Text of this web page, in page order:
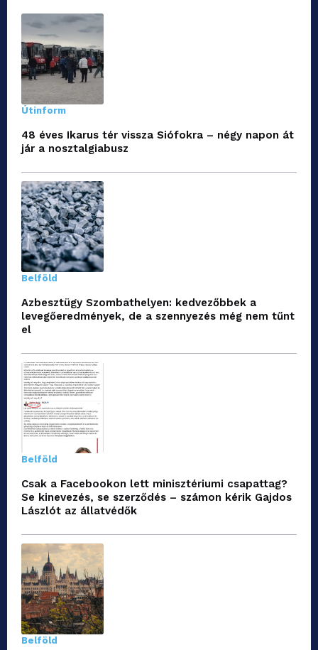
Útinform
48 éves Ikarus tér vissza Siófokra – négy napon át
jár a nosztalgiabusz
Belföld
Azbesztügy Szombathelyen: kedvezőbbek a
levegőeredmények, de a szennyezés még nem tűnt
el
Belföld
Csak a Facebookon lett minisztériumi csapattag?
Se kinevezés, se szerződés – számon kérik Gajdos
Lászlót az állatvédők
Belföld